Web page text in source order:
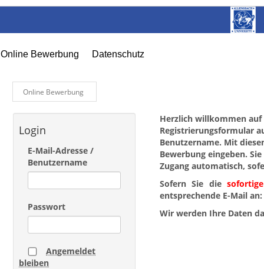
Online Bewerbung Datenschutz
Online Bewerbung
Login
E-Mail-Adresse /
Benutzername
Passwort
Angemeldet
bleiben
Herzlich willkommen
Registrierungsformular
Benutzername. Mit
Bewerbung eingeben.
Zugang automatisch,
Sofern Sie diesofortige
entsprechende E-Mail
Wir werden Ihre Daten